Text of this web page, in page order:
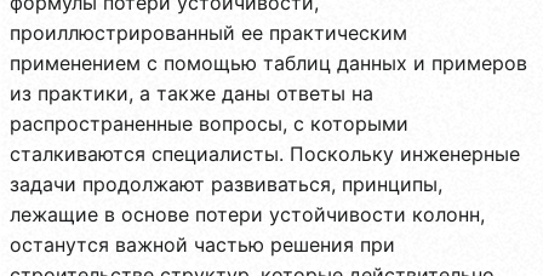
проиллюстрированный ее практическим
применением с помощью таблиц данных и примеров
из практики, а также даны ответы на
распространенные вопросы, с которыми
сталкиваются специалисты. Поскольку инженерные
задачи продолжают развиваться, принципы,
лежащие в основе потери устойчивости колонн,
останутся важной частью решения при